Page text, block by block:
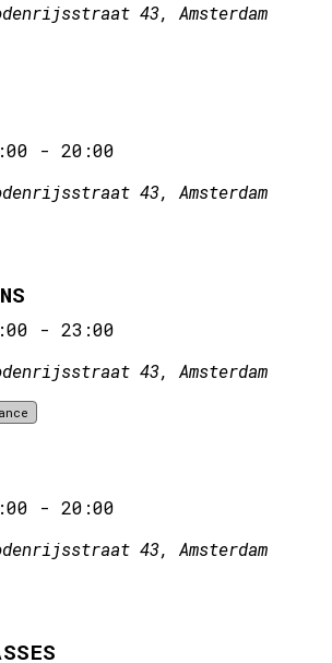
43, Amsterdam
-20:00
43, Amsterdam
-23:00
43, Amsterdam
-20:00
43, Amsterdam